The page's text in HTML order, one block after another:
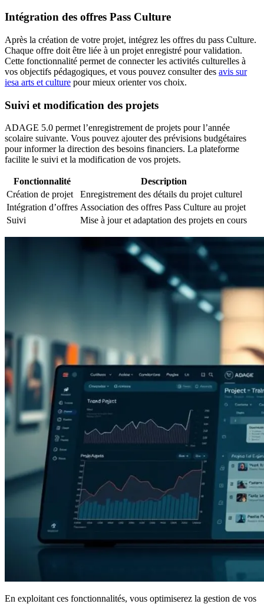
Intégration des offres Pass Culture
Après la création de votre projet, intégrez les offres du pass Culture.
Chaque offre doit être liée à un projet enregistré pour validation.
Cette fonctionnalité permet de connecter les activités culturelles à
vos objectifs pédagogiques, et vous pouvez consulter des avis sur
iesa arts et culture pour mieux orienter vos choix.
Suivi et modification des projets
ADAGE 5.0 permet l’enregistrement de projets pour l’année
scolaire suivante. Vous pouvez ajouter des prévisions budgétaires
pour informer la direction des besoins financiers. La plateforme
facilite le suivi et la modification de vos projets.
Fonctionnalité
Description
Création de projet
Enregistrement des détails du projet culturel
Intégration d’offres Association des offres Pass Culture au projet
Suivi
Mise à jour et adaptation des projets en cours
En exploitant ces fonctionnalités, vous optimiserez la gestion de vos